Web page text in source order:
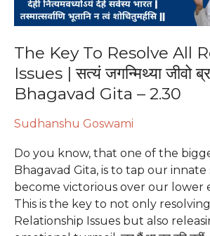
The Key To Resolve All
Issues | सत्यं जगन्मिथ्या जीवो
Bhagavad Gita – 2.30
Sudhanshu Goswami
Do you know, that one of the
Bhagavad Gita, is to tap our
become victorious over our lower
This is the key to not only
Relationship Issues but also
सत्यं
जगन्मिथ्या
ब्रह्मैव
नापरः
|
Gita
2.30